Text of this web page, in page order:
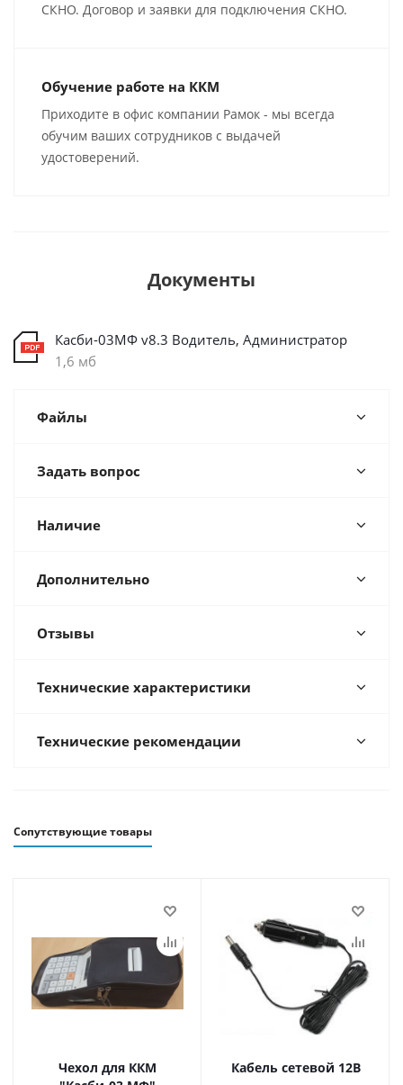
СКНО. Договор и заявки для подключения СКНО.
Обучение работе на ККМ
Приходите в офис компании Рамок - мы всегда
обучим ваших сотрудников с выдачей
удостоверений.
Документы
Касби-03МФ v8.3 Водитель, Администратор
1,6 мб
Файлы
Задать вопрос
Наличие
Дополнительно
Отзывы
Технические характеристики
Технические рекомендации
Сопутствующие товары
Чехол для ККМ
Кабель сетевой 12В